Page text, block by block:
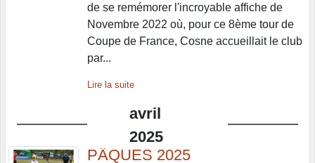
de se remémorer l'incroyable affiche de
Novembre 2022 où, pour ce 8ème tour de
Coupe de France, Cosne accueillait le club
par...
Lire la suite
avril
2025
PÂQUES 2025